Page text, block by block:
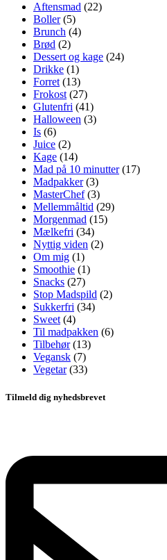
Aftensmad (22)
Boller(5)
Brunch (4)
Brød (2)
Dessert og kage (24)
Drikke (1)
Forret (13)
Frokost (27)
Glutenfri (41)
Halloween (3)
Is (6)
Juice (2)
Kage (14)
Mad på 10 minutter(17)
Madpakker(3)
MasterChef(3)
Mellemmåltid (29)
Morgenmad (15)
Mælkefri (34)
Nyttig viden (2)
Om mig (1)
Smoothie (1)
Snacks (27)
Stop Madspild (2)
Sukkerfri (34)
Sweet (4)
Til madpakken (6)
Tilbehør(13)
Vegansk (7)
Vegetar(33)
Tilmeld dig nyhedsbrevet